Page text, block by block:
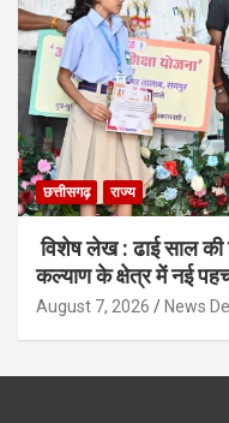
छत्तीसगढ़ राज्य
विशेष लेख : ढाई साल की
कल्याण के क्षेत्र में नई
August 7, 2026 News